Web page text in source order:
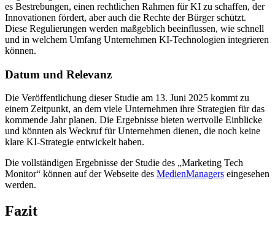
es Bestrebungen, einen rechtlichen Rahmen für KI zu schaffen, der
Innovationen fördert, aber auch die Rechte der Bürger schützt.
Diese Regulierungen werden maßgeblich beeinflussen, wie schnell
und in welchem Umfang Unternehmen KI-Technologien integrieren
können.
Datum und Relevanz
Die Veröffentlichung dieser Studie am 13. Juni 2025 kommt zu
einem Zeitpunkt, an dem viele Unternehmen ihre Strategien für das
kommende Jahr planen. Die Ergebnisse bieten wertvolle Einblicke
und könnten als Weckruf für Unternehmen dienen, die noch keine
klare KI-Strategie entwickelt haben.
Die vollständigen Ergebnisse der Studie des „Marketing Tech
Monitor“ können auf der Webseite des MedienManagers eingesehen
werden.
Fazit